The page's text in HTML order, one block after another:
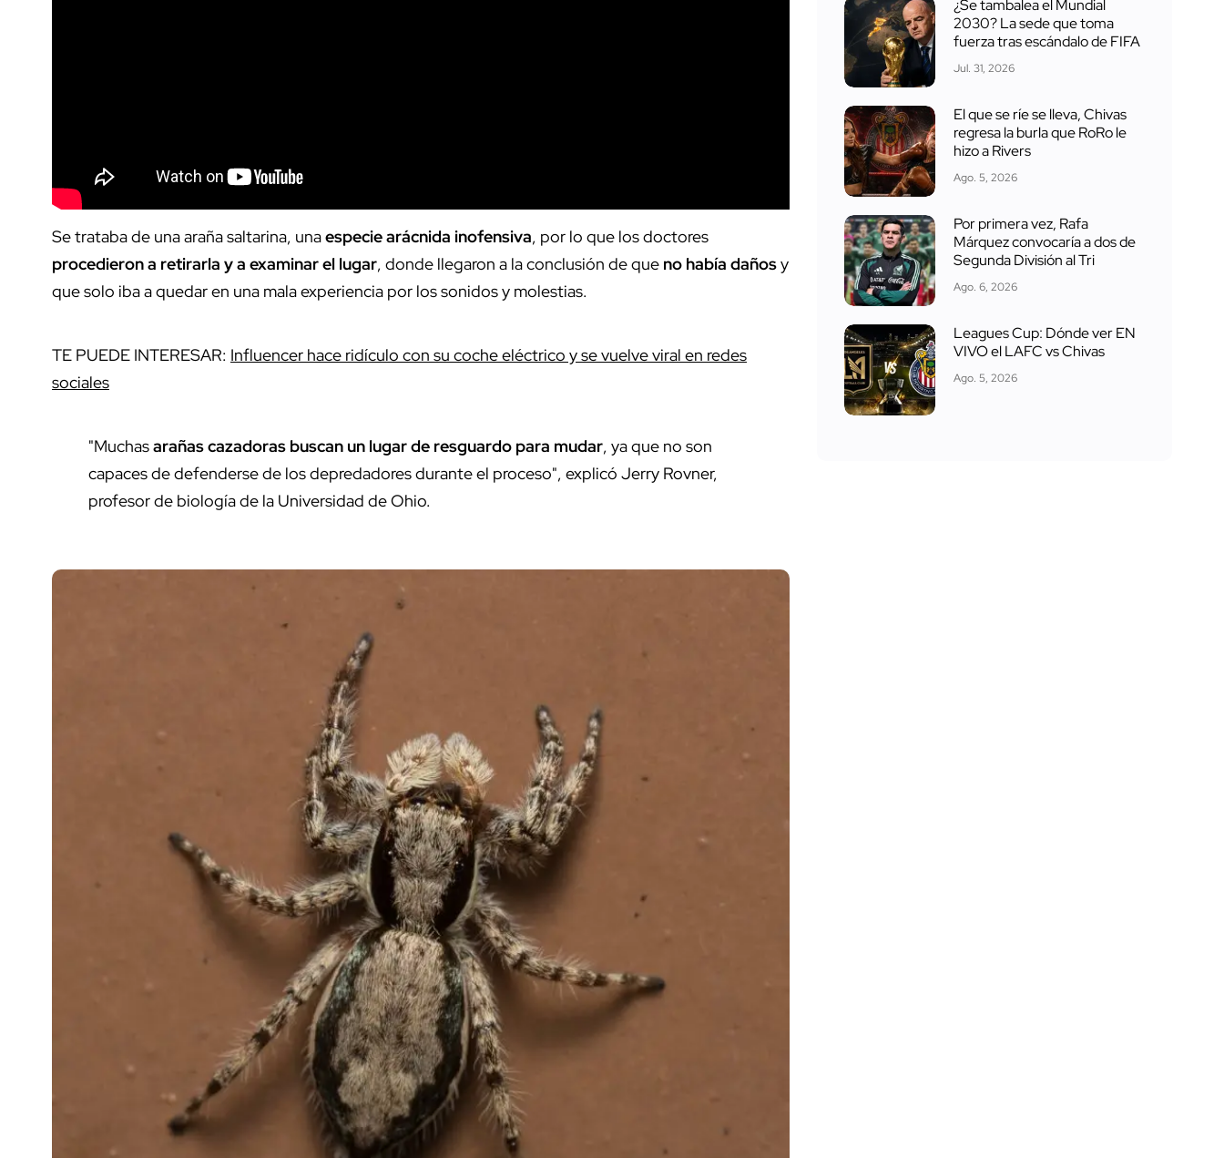
Se trataba de una araña saltarina, unaespecie arácnida inofensiva, por lo que los doctores
procedieron a retirarla y a examinar el lugar, donde llegaron a la conclusión de que no había dañosy
que solo iba a quedar en una mala experiencia por los sonidos y molestias.
TE PUEDE INTERESAR: Influencer hace ridículo con su coche eléctrico y se vuelve viral en redes
sociales
"Muchasarañas cazadoras buscan un lugar de resguardo para mudar, ya que no son
capaces de defenderse de los depredadores durante el proceso", explicó Jerry Rovner,
profesor de biología de la Universidad de Ohio.
¿Se tambalea el Mundial
2030? La sede que toma
fuerza tras escándalo de FIFA
Jul. 31, 2026
El que se ríe se lleva, Chivas
regresa la burla que RoRo le
hizo a Rivers
Ago. 5, 2026
Por primera vez, Rafa
Márquez convocaría a dos de
Segunda División al Tri
Ago. 6, 2026
Leagues Cup: Dónde ver EN
VIVO el LAFC vs Chivas
Ago. 5, 2026